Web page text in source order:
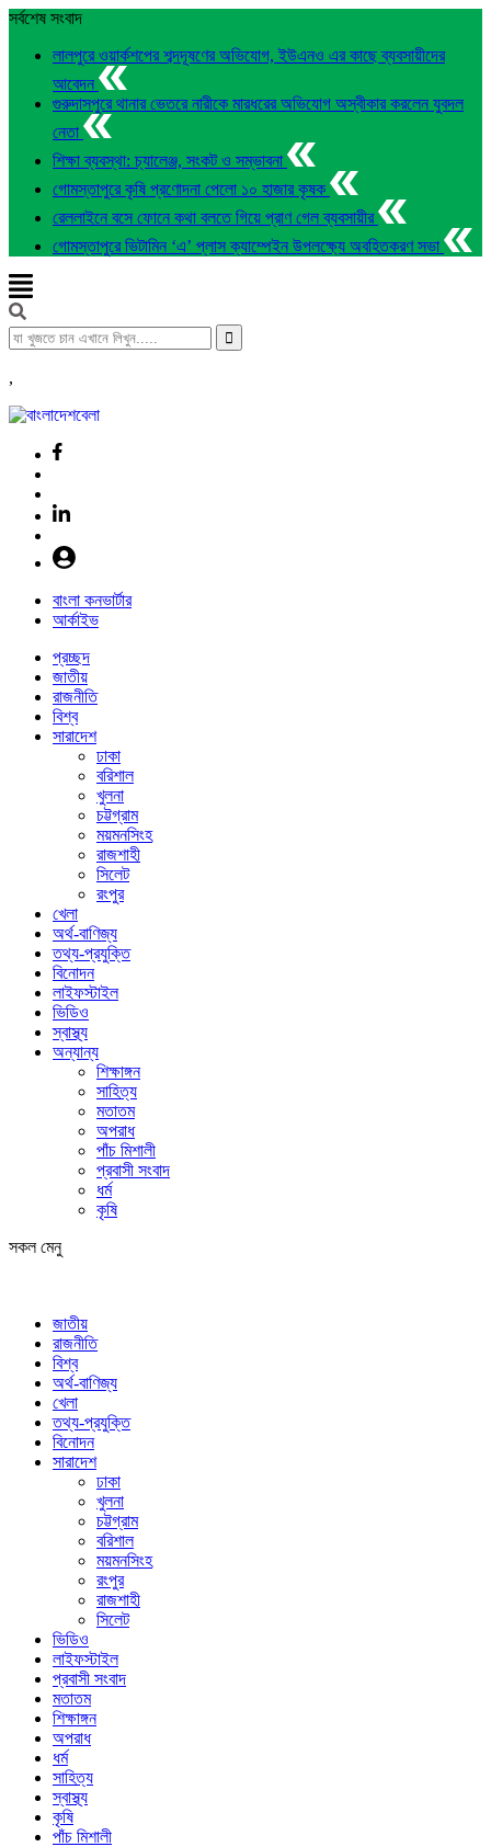
সর্বশেষ সংবাদ
লালপুরে ওয়ার্কশপের শব্দদূষণের অভিযোগ, ইউএনও এর কাছে ব্যবসায়ীদের
আবেদন
গুরুদাসপুরে থানার ভেতরে নারীকে মারধরের অভিযোগ অস্বীকার করলেন যুবদল
নেতা
শিক্ষা ব্যবস্থা: চ্যালেঞ্জ, সংকট ও সম্ভাবনা
গোমস্তাপুরে কৃষি প্রণোদনা পেলো ১০ হাজার কৃষক
রেললাইনে বসে ফোনে কথা বলতে গিয়ে প্রাণ গেল ব্যবসায়ীর
গোমস্তাপুরে ভিটামিন ‘এ’ প্লাস ক্যাম্পেইন উপলক্ষ্যে অবহিতকরণ সভা
,
বাংলা কনভার্টার
আর্কাইভ
প্রচ্ছদ
জাতীয়
রাজনীতি
বিশ্ব
সারাদেশ
ঢাকা
বরিশাল
খুলনা
চট্টগ্রাম
ময়মনসিংহ
রাজশাহী
সিলেট
রংপুর
খেলা
অর্থ-বাণিজ্য
তথ্য-প্রযুক্তি
বিনোদন
লাইফস্টাইল
ভিডিও
স্বাস্থ্য
অন্যান্য
শিক্ষাঙ্গন
সাহিত্য
মতাতম
অপরাধ
পাঁচ মিশালী
প্রবাসী সংবাদ
ধর্ম
কৃষি
সকল মেনু
জাতীয়
রাজনীতি
বিশ্ব
অর্থ-বাণিজ্য
খেলা
তথ্য-প্রযুক্তি
বিনোদন
সারাদেশ
ঢাকা
খুলনা
চট্টগ্রাম
বরিশাল
ময়মনসিংহ
রংপুর
রাজশাহী
সিলেট
ভিডিও
লাইফস্টাইল
প্রবাসী সংবাদ
মতাতম
শিক্ষাঙ্গন
অপরাধ
ধর্ম
সাহিত্য
স্বাস্থ্য
কৃষি
পাঁচ মিশালী